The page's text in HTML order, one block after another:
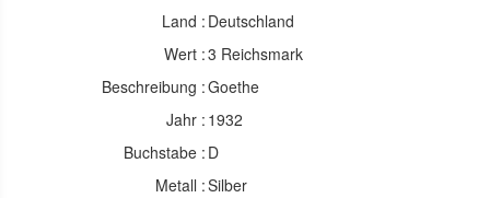
Land : Deutschland
Wert :3 Reichsmark
Beschreibung :Goethe
Jahr : 1932
Buchstabe : D
Metall :Silber